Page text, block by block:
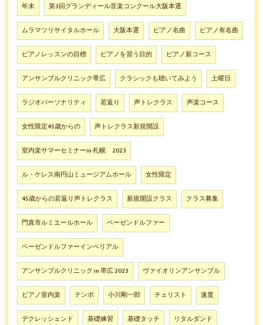
年末 第3回グランディール音楽コンクール大阪本選
ムラマツリサイタルホール 大阪本選 ピアノ名曲 ピアノ有名曲
ピアノレッスンの目標 ピアノを習う目的 ピアノ新コース
アンサンブルクリニック帯広 クラシックも聴いてみよう 土曜日
ラジオパーソナリティ 若返り 声トレクラス 声楽コース
女性限定45歳からの 声トレクラス新規開設
室内楽サマーセミナーin 札幌 2023
ル・ケレス南円山ミュージアムホール 女性限定
45歳からの若返り声トレクラス 新規開設クラス クラス募集
門真市ルミエールホール ベーゼンドルファー
ベーゼンドルファーインペリアル
アンサンブルクリニック in 帯広 2023 ヴァイオリンアンサンブル
ピアノ室内楽 テンポ 小川剛一郎 チェリスト 速度
デクレッシェンド 基礎練習 基礎タッチ リタルダンド